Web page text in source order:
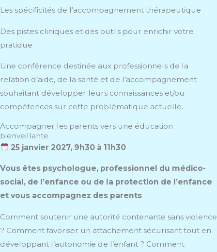
Les spécificités de l’accompagnement thérapeutique
Des pistes cliniques et des outils pour enrichir votre
pratique
Une conférence destinée aux professionnels de la
relation d’aide, de la santé et de l’accompagnement
souhaitant développer leurs connaissances et/ou
compétences sur cette problématique actuelle.
Accompagner les parents vers une éducation
bienveillante
25 janvier 2027, 9h30 à 11h30
Vous êtes psychologue, professionnel du médico-
social, de l’enfance ou de la protection de l’enfance
et vous accompagnez des parents
Comment soutenir une autorité contenante sans violence
? Comment favoriser un attachement sécurisant tout en
développant l’autonomie de l’enfant ? Comment